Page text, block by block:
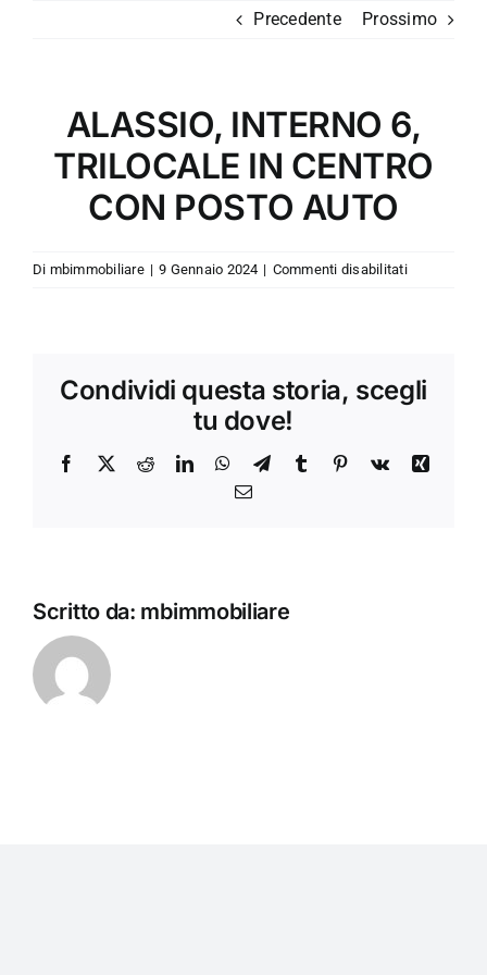
Precedente Prossimo
ALASSIO, INTERNO 6,
TRILOCALE IN CENTRO
CON POSTO AUTO
Di mbimmobiliare | 9 Gennaio 2024 | Commenti disabilitatisu
IN
POSTO
Condividi questa storia, scegli
tu dove!
Facebook
X RedditLinkedInWhatsApp
TelegramTumblr Pinterest
Vk
Xing
Email
Scritto da: mbimmobiliare